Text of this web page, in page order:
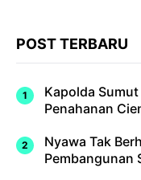
POST TERBARU
Kapolda
Penahanan
Nyawa Tak
Pembangunan